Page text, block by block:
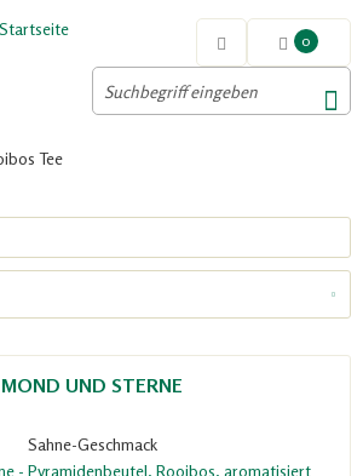
0
MOND UND STERNE
Sahne-Geschmack